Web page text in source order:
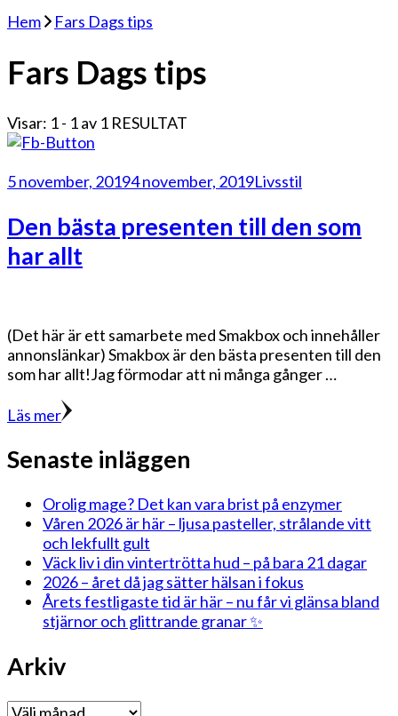
Hem Fars Dags tips
Fars Dags tips
Visar: 1 - 1 av 1 RESULTAT
5 november, 20194 november, 2019Livsstil
Den bästa presenten till den som
har allt
(Det här är ett samarbete med Smakbox och innehåller
annonslänkar) Smakbox är den bästa presenten till den
som har allt!Jag förmodar att ni många gånger …
Läs mer
Senaste inläggen
Orolig mage? Det kan vara brist på enzymer
Våren 2026 är här – ljusa pasteller, strålande vitt
och lekfullt gult
Väck liv i din vintertrötta hud – på bara 21 dagar
2026 – året då jag sätter hälsan i fokus
Årets festligaste tid är här – nu får vi glänsa bland
stjärnor och glittrande granar ✨
Arkiv
Arkiv